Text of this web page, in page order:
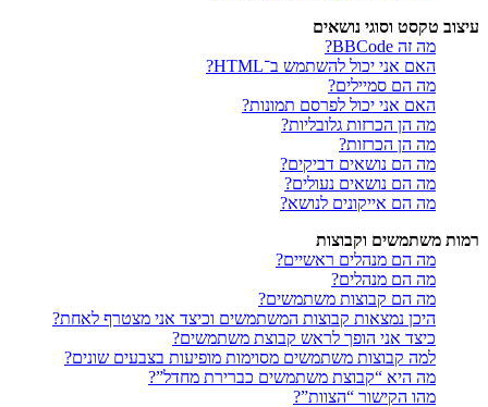
עיצוב טקסט וסוגי נושאים
מה זה BBCode?
האם אני יכול להשתמש ב־HTML?
מה הם סמיילים?
האם אני יכול לפרסם תמונות?
מה הן הכרזות גלובליות?
מה הן הכרזות?
מה הם נושאים דביקים?
מה הם נושאים נעולים?
מה הם אייקונים לנושא?
רמות משתמשים וקבוצות
מה הם מנהלים ראשיים?
מה הם מנהלים?
מה הם קבוצות משתמשים?
היכן נמצאות קבוצות המשתמשים וכיצד אני מצטרף לאחת?
כיצד אני הופך לראש קבוצת משתמשים?
למה קבוצות משתמשים מסוימות מופיעות בצבעים שונים?
מה היא “קבוצת משתמשים כברירת מחדל”?
מהו הקישור “הצוות”?